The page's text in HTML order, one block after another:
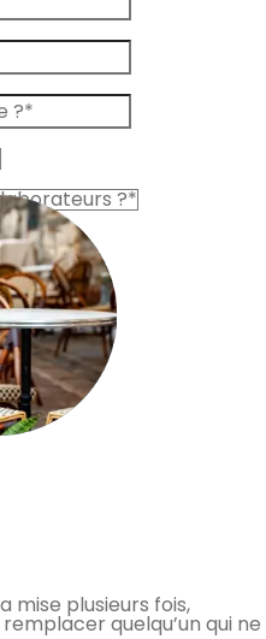
clients
mise plusieurs fois,
quelqu’un qui ne